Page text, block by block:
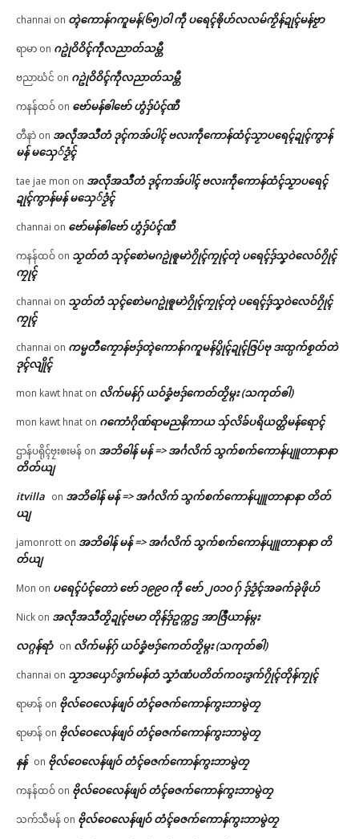
channai on တ္ၚဲကောန်ဂကူမန်(၆၅)ဝါ ကဵု ပရေၚ်ၜိုဟ်လလမ်ကၟိန်ဍုၚ်မန်ဗၟာ
ရာမာ on ဂဥုဲဝိဝိၚ်ကဵုလညာတ်သမ္တီ
ဗညာဃံင် on ဂဥုဲဝိဝိၚ်ကဵုလညာတ်သမ္တီ
ကနန်ထဝ် on ဗော်မန်ၜါဗော် ဟွံဒှ်ပံၚ်ဏီ
တီနာဲ on အလဵုအသဳတံ ဒုၚ်ကအ်ပါၚ် ဗလးကဵုကောန်ထံၚ်သၟာပရေၚ်ဍုၚ်ကွာန်
မန် မသှေ်ဒၟံၚ်
tae jae mon on အလဵုအသဳတံ ဒုၚ်ကအ်ပါၚ် ဗလးကဵုကောန်ထံၚ်သၟာပရေၚ်
ဍုၚ်ကွာန်မန် မသှေ်ဒၟံၚ်
channai on ဗော်မန်ၜါဗော် ဟွံဒှ်ပံၚ်ဏီ
ကနန်ထဝ် on သၟတ်တံ သုၚ်စောဲမဂဥုဲၜူမာဲဂၠိုၚ်ကၠုၚ်တုဲ ပရေၚ်ဒှ်သၞဝဲလေဝ်ဂၠိုၚ်
ကၠုၚ်
channai on သၟတ်တံ သုၚ်စောဲမဂဥုဲၜူမာဲဂၠိုၚ်ကၠုၚ်တုဲ ပရေၚ်ဒှ်သၞဝဲလေဝ်ဂၠိုၚ်
ကၠုၚ်
channai on ကမ္မတဳကၠောန်ဗဒှ်တ္ၚဲကောန်ဂကူမန်ပွိုၚ်ဍုၚ်ဇြပ်ဗု ဒးထ္ပက်စၟတ်တဲ
ဒုၚ်လျိုၚ်
mon kawt hnat on လိက်မန်ဂှ် ယဝ်ခၞံဗဒှ်ကေတ်တၟိမ္ဂး (သကုတ်ၜါ)
mon kawt hnat on ဂကောံဂိုဏ်ရာမညနိကာယ သှ်လိခ်ပရိယတ္တိမန်ရောၚ်
ဌာန်ပရိုၚ်ဗၠးၜးမန် on အဘိဓါန် မန် => အၚ်္ဂလိက် သွက်စက်ကောန်ပျူတာနာနာ
တိတ်ယျ
itvilla on အဘိဓါန် မန် => အၚ်္ဂလိက် သွက်စက်ကောန်ပျူတာနာနာ တိတ်
ယျ
jamonrott on အဘိဓါန် မန် => အၚ်္ဂလိက် သွက်စက်ကောန်ပျူတာနာနာ တိ
တ်ယျ
Mon on ပရေၚ်ပံၚ်တောဲ ဗော် ၁၉၉၀ ကဵု ဗော် ၂၀၁၀ ဂှ် ဒှ်ဒၟံၚ်အခက်ခုဲဖိုဟ်
Nick on အလဵုအသဳတၟိဍုၚ်ဗမာ တိုန်ဒှ်ဥက္ကဌ အာဇြဳယာန်မ္ဂး
လဂ္ဂန်ရာံ on လိက်မန်ဂှ် ယဝ်ခၞံဗဒှ်ကေတ်တၟိမ္ဂး (သကုတ်ၜါ)
channai on သၟာဒယှေ်ဒွက်မန်တံ သၞာံဏံပတိတ်ကဝးဒွက်ဂၠိုၚ်တိုန်ကၠုၚ်
ရာမာန် on ဗိုလ်ဝေလေန်ဖျဝ် တံၚ်ဓဇက်ကောန်ကွးဘာမွဲတၠ
ရာမာန် on ဗိုလ်ဝေလေန်ဖျဝ် တံၚ်ဓဇက်ကောန်ကွးဘာမွဲတၠ
နန် on ဗိုလ်ဝေလေန်ဖျဝ် တံၚ်ဓဇက်ကောန်ကွးဘာမွဲတၠ
ကနန်ထဝ် on ဗိုလ်ဝေလေန်ဖျဝ် တံၚ်ဓဇက်ကောန်ကွးဘာမွဲတၠ
သက်သီမန် on ဗိုလ်ဝေလေန်ဖျဝ် တံၚ်ဓဇက်ကောန်ကွးဘာမွဲတၠ